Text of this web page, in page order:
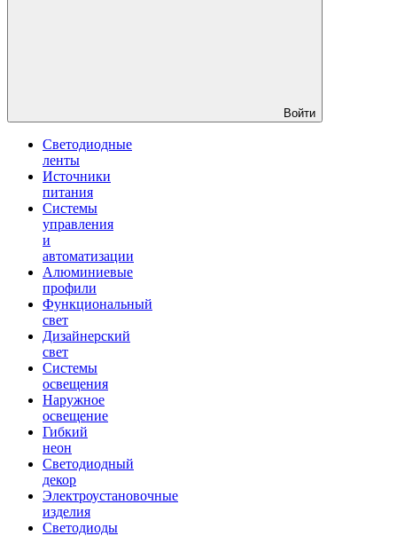
Войти
Светодиодные
ленты
Источники
питания
Системы
управления
и
автоматизации
Алюминиевые
профили
Функциональный
свет
Дизайнерский
свет
Системы
освещения
Наружное
освещение
Гибкий
неон
Светодиодный
декор
Электроустановочные
изделия
Светодиоды